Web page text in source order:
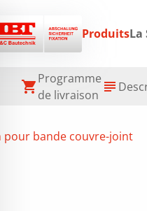
ProduitsLa
shopping_cartProgramme
de livraison subject
pour bande couvre-joint